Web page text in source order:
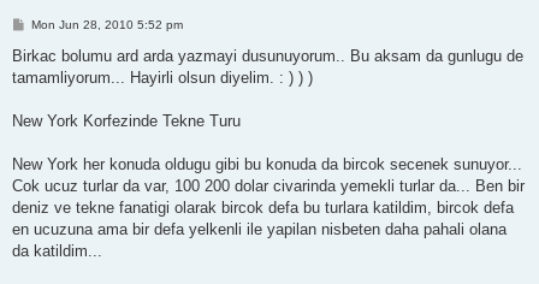
P
s
Mon Jun 28, 2010 5:52 pm
Birkac bolumu ard arda yazmayi dusunuyorum.. Bu aksam da gunlugu de
tamamliyorum... Hayirli olsun diyelim. : ) ) )
New York Korfezinde Tekne Turu
New York her konuda oldugu gibi bu konuda da bircok secenek sunuyor...
Cok ucuz turlar da var, 100 200 dolar civarinda yemekli turlar da... Ben bir
deniz ve tekne fanatigi olarak bircok defa bu turlara katildim, bircok defa
en ucuzuna ama bir defa yelkenli ile yapilan nisbeten daha pahali olana
da katildim...